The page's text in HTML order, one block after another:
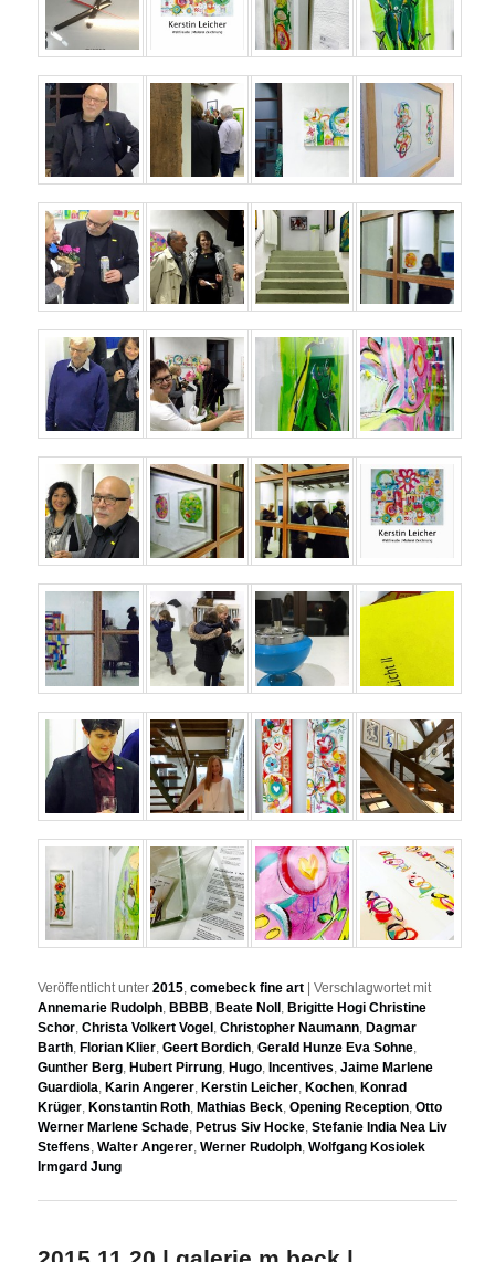
Veröffentlicht unter 2015,comebeck fine art |Verschlagwortet mit
Annemarie Rudolph, BBBB, Beate Noll , Brigitte Hogi Christine
Schor,Christa Volkert Vogel ,Christopher Naumann, Dagmar
Barth, Florian Klier,Geert Bordich,Gerald Hunze Eva Sohne,
Gunther Berg, Hubert Pirrung, Hugo, Incentives,Jaime Marlene
Guardiola, Karin Angerer, Kerstin Leicher, Kochen, Konrad
Krüger, Konstantin Roth, Mathias Beck,Opening Reception,Otto
Werner Marlene Schade, Petrus Siv Hocke,Stefanie India Nea Liv
Steffens,Walter Angerer,Werner Rudolph,Wolfgang Kosiolek
Irmgard Jung